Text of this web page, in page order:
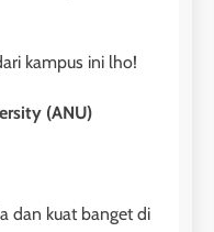
Kursus IELTS
kampus ini lho!
(ANU)
dan kuat banget di